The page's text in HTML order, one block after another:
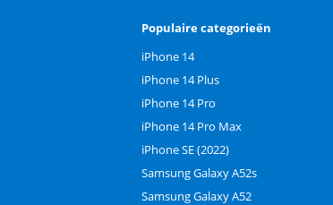
Populaire categorieën
iPhone 14
iPhone 14 Plus
iPhone 14 Pro
iPhone 14 Pro Max
iPhone SE (2022)
Samsung Galaxy A52s
Samsung Galaxy A52